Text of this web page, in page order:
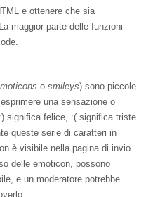
e ottenere che sia
maggior parte delle funzioni
o smileys) sono piccole
una sensazione o
significa felice, :( significa triste.
queste serie di caratteri in
è visibile nella pagina di invio
delle emoticon, possono
e un moderatore potrebbe